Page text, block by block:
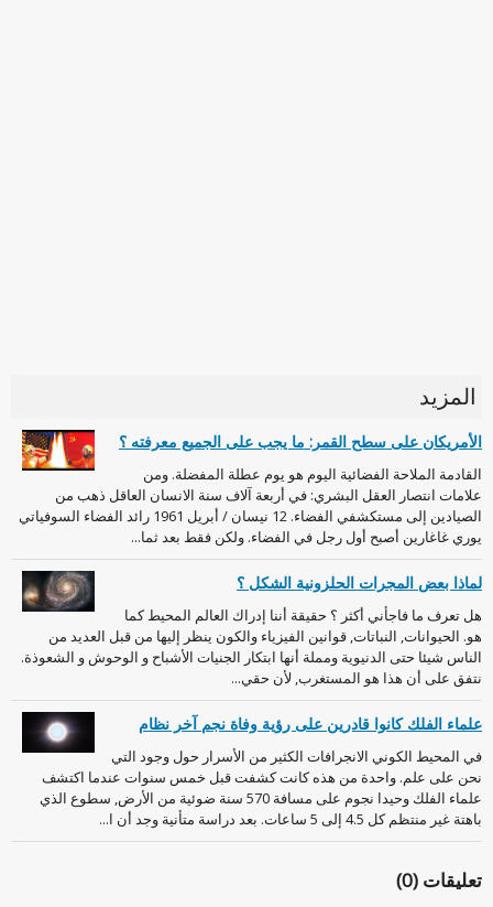
المزيد
الأمريكان على سطح القمر: ما يجب على الجميع معرفته ؟
القادمة الملاحة الفضائية اليوم هو يوم عطلة المفضلة. ومن
علامات انتصار العقل البشري: في أربعة آلاف سنة الانسان العاقل ذهب من
الصيادين إلى مستكشفي الفضاء. 12 نيسان / أبريل 1961 رائد الفضاء السوفياتي
يوري غاغارين أصبح أول رجل في الفضاء. ولكن فقط بعد ثما...
لماذا بعض المجرات الحلزونية الشكل ؟
هل تعرف ما فاجأني أكثر ؟ حقيقة أننا إدراك العالم المحيط كما
هو. الحيوانات, النباتات, قوانين الفيزياء والكون ينظر إليها من قبل العديد من
الناس شيئا حتى الدنيوية ومملة أنها ابتكار الجنيات الأشباح و الوحوش و الشعوذة.
نتفق على أن هذا هو المستغرب, لأن حقي...
علماء الفلك كانوا قادرين على رؤية وفاة نجم آخر نظام
في المحيط الكوني الانجرافات الكثير من الأسرار حول وجود التي
نحن على علم. واحدة من هذه كانت كشفت قبل خمس سنوات عندما اكتشف
علماء الفلك وحيدا نجوم على مسافة 570 سنة ضوئية من الأرض, سطوع الذي
باهتة غير منتظم كل 4.5 إلى 5 ساعات. بعد دراسة متأنية وجد أن ا...
تعليقات (0)